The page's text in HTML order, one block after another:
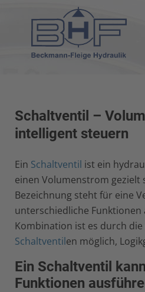
Schaltventil –
intelligent steuern
Ein Schaltventil ist ein
einen Volumenstrom gezielt
Bezeichnung steht für eine
unterschiedliche Funktionen
Kombination ist es durch
Schaltventilen möglich,
Ein Schaltventil
Funktionen